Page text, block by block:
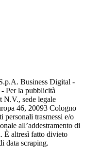
Business Digital -
Per la pubblicità
sede legale
46, 20093 Cologno
personali trasmessi e/o
all’addestramento di
È altresì fatto divieto
data scraping.